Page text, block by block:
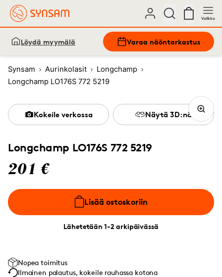
Valikko
Löydä myymälä Varaa näöntarkastus
Synsam Aurinkolasit
Longchamp
Longchamp LO176S 772 5219
Longchamp LO176S 772 5219
201 €
Lisää ostoskoriin
Lähetetään 1-2 arkipäivässä
Kokeile verkossa Näytä 3D:nä
Nopea toimitus
Ilmainen palautus, kokeile rauhassa kotona